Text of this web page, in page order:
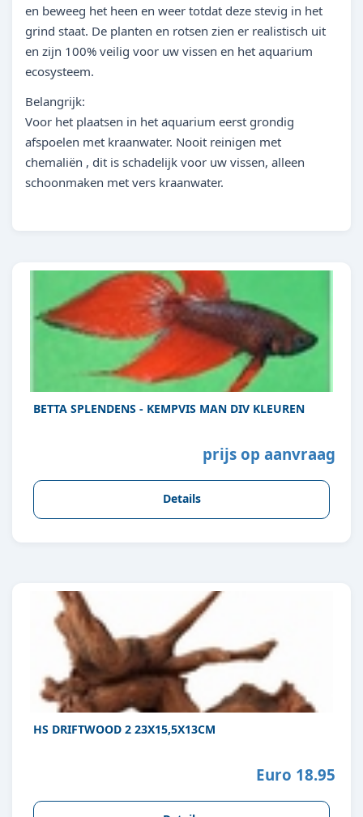
en beweeg het heen en weer totdat deze stevig in het
grind staat. De planten en rotsen zien er realistisch uit
en zijn 100% veilig voor uw vissen en het aquarium
ecosysteem.
Belangrijk:
Voor het plaatsen in het aquarium eerst grondig
afspoelen met kraanwater. Nooit reinigen met
chemaliën , dit is schadelijk voor uw vissen, alleen
schoonmaken met vers kraanwater.
BETTA SPLENDENS - KEMPVIS MAN DIV KLEUREN
prijs op aanvraag
Details
HS DRIFTWOOD 2 23X15,5X13CM
Euro 18.95